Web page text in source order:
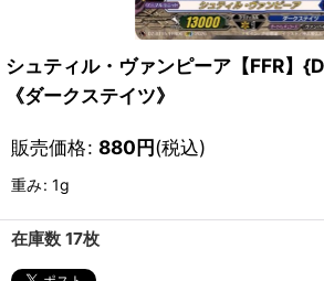
シュティル・ヴァンピーア【FFR】
《ダークステイツ》
販売価格: 880円(税込)
重み: 1g
在庫数 17枚